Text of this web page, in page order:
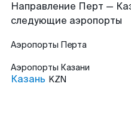
Направление Перт —
следующие аэропорты
Аэропорты Перта
Аэропорты Казани
Казань KZN